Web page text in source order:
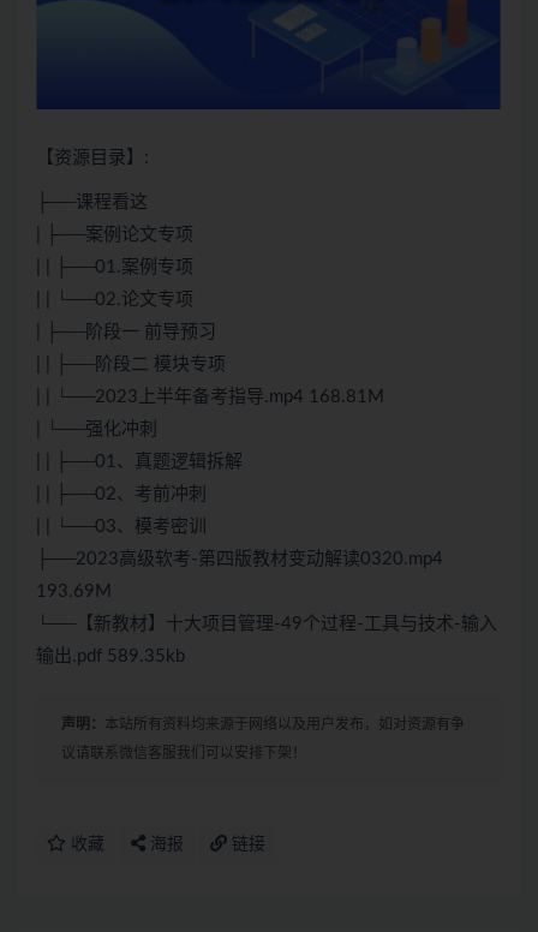
【资源目录】:
├──课程看这
| ├──案例论文专项
| | ├──01.案例专项
| | └──02.论文专项
| ├──阶段一 前导预习
| | ├──阶段二 模块专项
| | └──2023上半年备考指导.mp4 168.81M
| └──强化冲刺
| | ├──01、真题逻辑拆解
| | ├──02、考前冲刺
| | └──03、模考密训
├──2023高级软考-第四版教材变动解读0320.mp4
193.69M
└──【新教材】十大项目管理-49个过程-工具与技术-输入
输出.pdf 589.35kb
声明： 本站所有资料均来源于网络以及用户发布，如对资源有争
议请联系微信客服我们可以安排下架！
收藏 海报 链接